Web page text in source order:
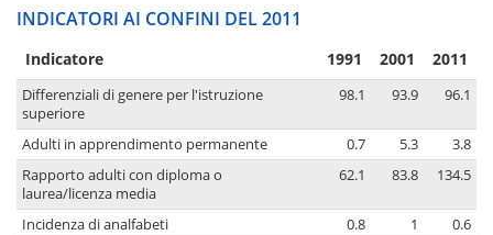
INDICATORI AI CONFINI DEL 2011
Indicatore 1991 2001 2011
Differenziali di genere per l'istruzione
superiore
98.1 93.9 96.1
Adulti in apprendimento permanente 0.7 5.3
3.8
Rapporto adulti con diploma o
laurea/licenza media
62.1 83.8 134.5
Incidenza di analfabeti 0.8 1
0.6